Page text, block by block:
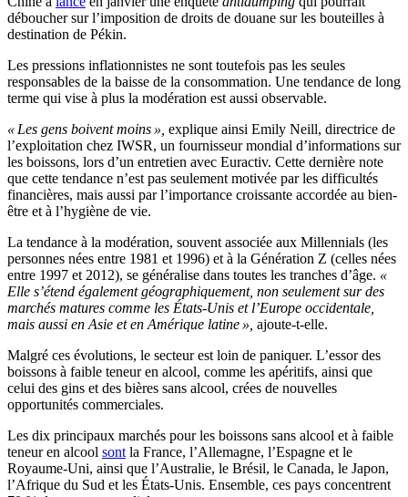
déboucher sur l’imposition de droits de douane sur les bouteilles à
destination de Pékin.
Les pressions inflationnistes ne sont toutefois pas les seules
responsables de la baisse de la consommation. Une tendance de long
terme qui vise à plus la modération est aussi observable.
« Les gens boivent moins », explique ainsi Emily Neill, directrice de
l’exploitation chez IWSR, un fournisseur mondial d’informations sur
les boissons, lors d’un entretien avec Euractiv. Cette dernière note
que cette tendance n’est pas seulement motivée par les difficultés
financières, mais aussi par l’importance croissante accordée au bien-
être et à l’hygiène de vie.
La tendance à la modération, souvent associée aux Millennials (les
personnes nées entre 1981 et 1996) et à la Génération Z (celles nées
entre 1997 et 2012), se généralise dans toutes les tranches d’âge. «
Elle s’étend également géographiquement, non seulement sur des
marchés matures comme les États-Unis et l’Europe occidentale,
mais aussi en Asie et en Amérique latine », ajoute-t-elle.
Malgré ces évolutions, le secteur est loin de paniquer. L’essor des
boissons à faible teneur en alcool, comme les apéritifs, ainsi que
celui des gins et des bières sans alcool, crées de nouvelles
opportunités commerciales.
Les dix principaux marchés pour les boissons sans alcool et à faible
teneur en alcool sont la France, l’Allemagne, l’Espagne et le
Royaume-Uni, ainsi que l’Australie, le Brésil, le Canada, le Japon,
l’Afrique du Sud et les États-Unis. Ensemble, ces pays concentrent